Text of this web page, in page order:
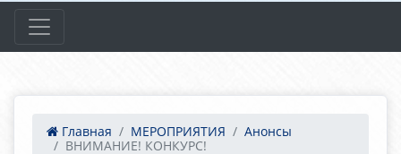
Главная МЕРОПРИЯТИЯ
Анонсы
ВНИМАНИЕ! КОНКУРС!